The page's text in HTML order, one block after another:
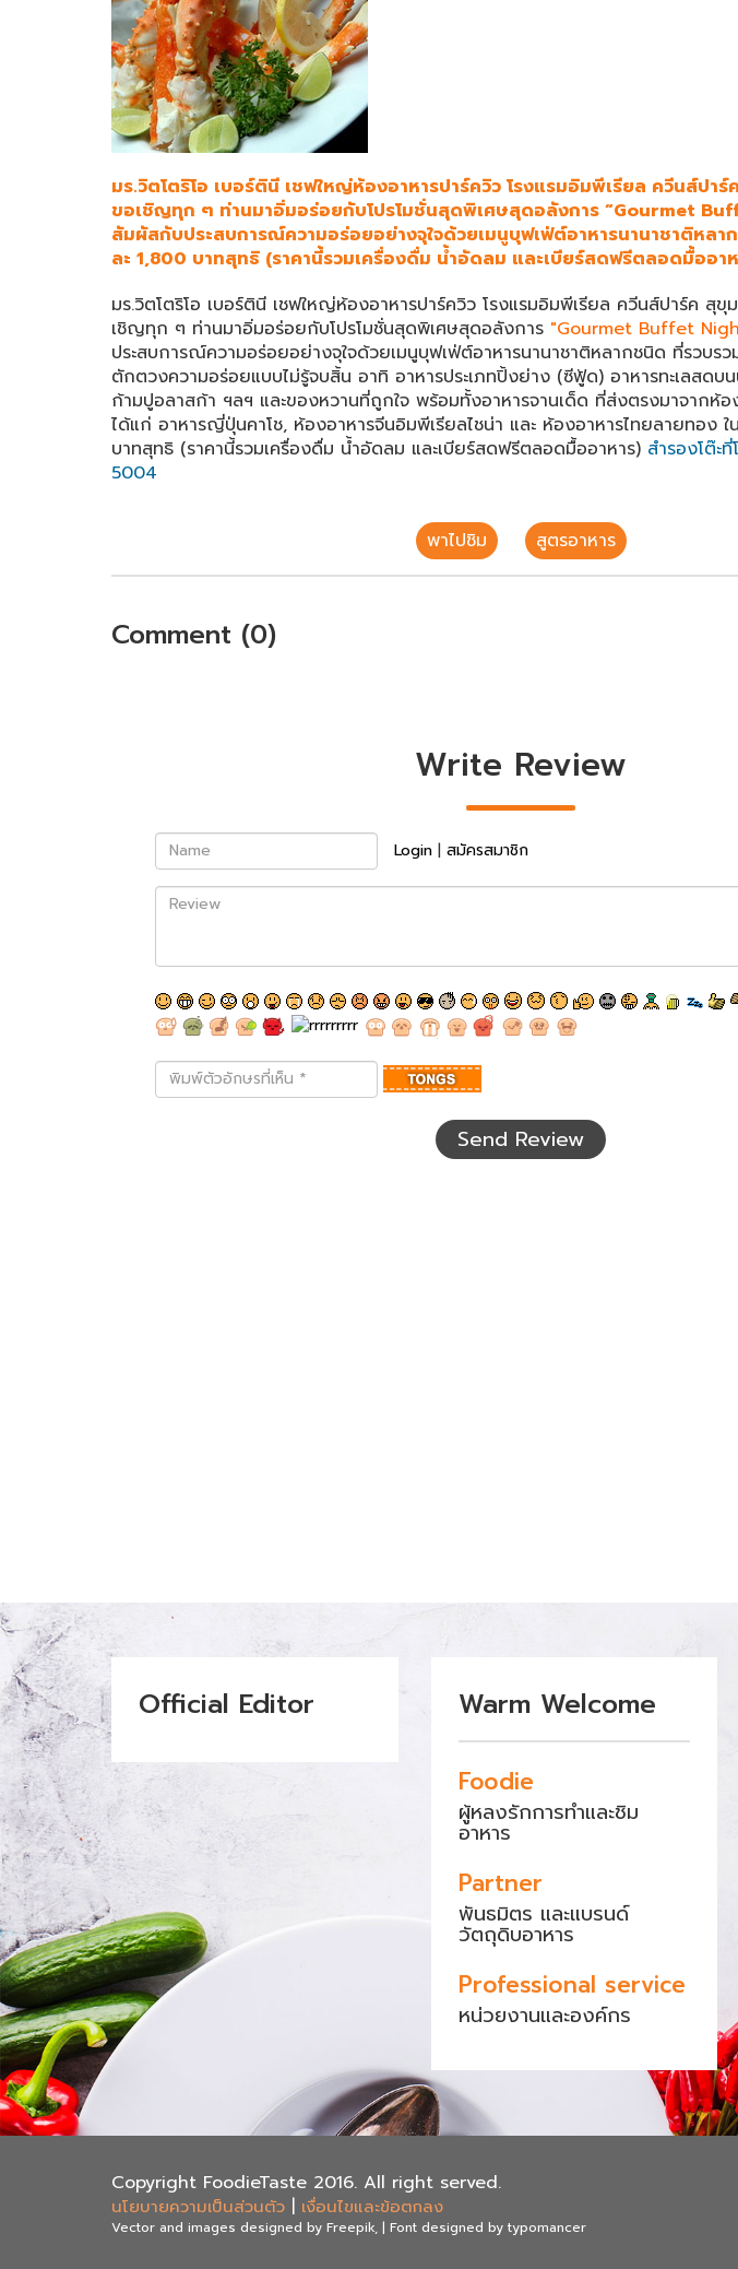
มร.วิตโตริโอ เบอร์ตินี เชฟใหญ่ห้องอาหารปาร์ควิว โรงแรมอิมพีเรียล ควีนส์ปา
ขอเชิญทุก ๆ ท่านมาอิ่มอร่อยกับโปรโมชั่นสุดพิเศษสุดอลังการ “Gourmet
สัมผัสกับประสบการณ์ความอร่อยอย่างจุใจด้วยเมนูบุฟเฟ่ต์อาหารนานาชาติหลา
ละ 1,800 บาทสุทธิ (ราคานี้รวมเครื่องดื่ม น้ำอัดลม และเบียร์สดฟรีตลอดมื้ออา
มร.วิตโตริโอ เบอร์ตินี เชฟใหญ่ห้องอาหารปาร์ควิว โรงแรมอิมพีเรียล ควีนส์ปาร์ค สุ
เชิญทุก ๆ ท่านมาอิ่มอร่อยกับโปรโมชั่นสุดพิเศษสุดอลังการ "Gourmet Buffet
ประสบการณ์ความอร่อยอย่างจุใจด้วยเมนูบุฟเฟ่ต์อาหารนานาชาติหลากชนิด ที่รวบรว
ตักตวงความอร่อยแบบไม่รู้จบสิ้น อาทิ อาหารประเภทปิ้งย่าง (ซีฟู้ด) อาหารทะเลสด
ก้ามปูอลาสก้า ฯลฯ และของหวานที่ถูกใจ พร้อมทั้งอาหารจานเด็ด ที่ส่งตรงมาจากห้อ
ได้แก่ อาหารญี่ปุ่นคาโช, ห้องอาหารจีนอิมพีเรียลไชน่า และ ห้องอาหารไทยลายทอง ใ
บาทสุทธิ (ราคานี้รวมเครื่องดื่ม น้ำอัดลม และเบียร์สดฟรีตลอดมื้ออาหาร) สำรองโต๊ะ
5004
พาไปชิม สูตรอาหาร
Comment (0)
Write Review
Name Login | สมัครสมาชิก
Review
พิมพ์
ตัว
Send Review
Official Editor Warm Welcome
Foodie
ผู้หลงรักการทำและชิม
อาหาร
Partner
พันธมิตร และแบรนด์
วัตถุดิบอาหาร
Professional service
หน่วยงานและองค์กร
Copyright FoodieTaste 2016. All right served.
นโยบายความเป็นส่วนตัว เงื่อนไขและข้อตกลง
Vector and images designed by Freepik, | Font designed by typomancer